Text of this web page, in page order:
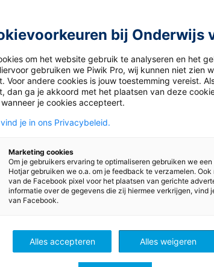
bij Onderwijs
om het website gebruik te analyseren en het
gebruiken we Piwik Pro, wij kunnen niet zien
Voor andere cookies is jouw toestemming vereist. Als
dan ga je akkoord met het plaatsen van deze
je cookies accepteert.
je in ons Privacybeleid.
Marketing cookies
Om je gebruikers ervaring te optimaliseren gebruiken we
Hotjar gebruiken we o.a. om je feedback te verzamelen.
van de Facebook pixel voor het plaatsen van gerichte
informatie over de gegevens die zij hiermee verkrijgen, vind
van Facebook.
Alles accepteren Alles weigeren